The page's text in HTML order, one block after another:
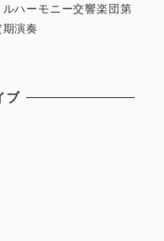
ハーモニー交響楽団第
演奏
ブ